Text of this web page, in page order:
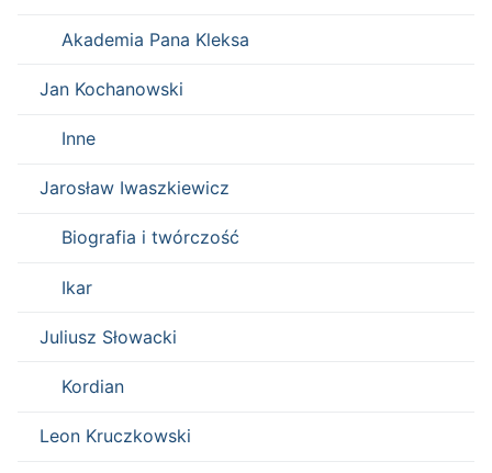
Akademia Pana Kleksa
Jan Kochanowski
Inne
Jarosław Iwaszkiewicz
Biografia i twórczość
Ikar
Juliusz Słowacki
Kordian
Leon Kruczkowski